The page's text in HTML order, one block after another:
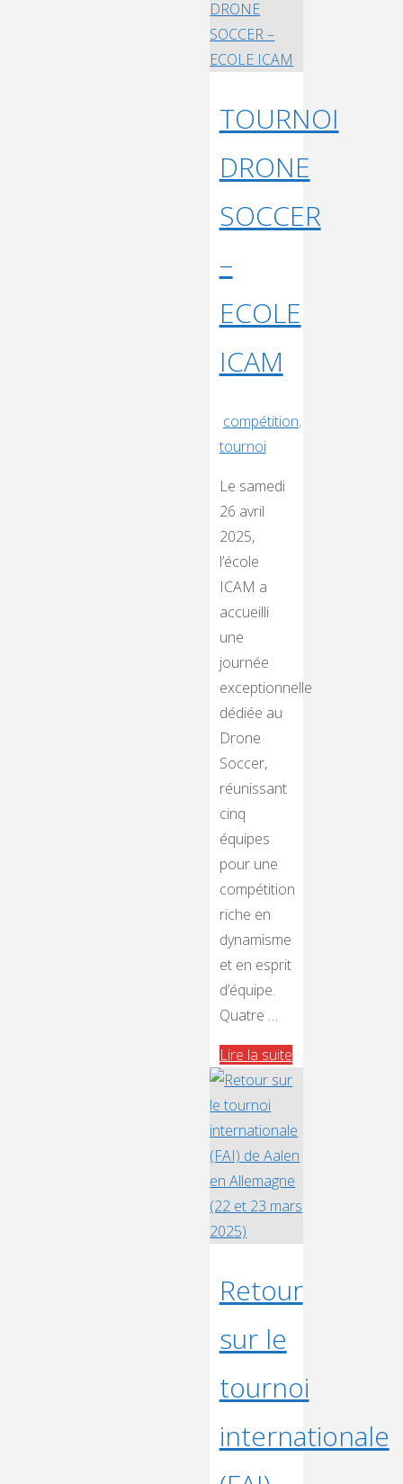
TOURNOI
DRONE
SOCCER
–
ECOLE
ICAM
compétition,
tournoi
Le samedi
26 avril
2025,
l’école
ICAM a
accueilli
une
journée
exceptionnelle
dédiée au
Drone
Soccer,
réunissant
cinq
équipes
pour une
compétition
riche en
dynamisme
et en esprit
d’équipe.
Quatre …
Lire la suite"TOURNOI
DRONE
–
ECOLE
ICAM"
Retour
sur le
tournoi
internationale